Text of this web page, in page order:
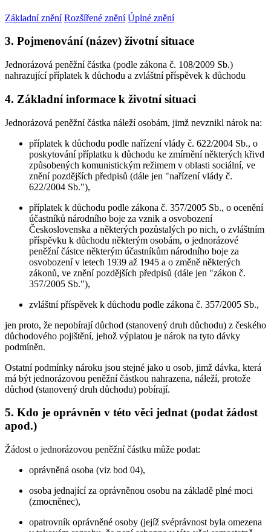
Základní znění Rozšířené znění Úplné znění
3. Pojmenování (název) životní situace
Jednorázová peněžní částka (podle zákona č. 108/2009 Sb.)
nahrazující příplatek k důchodu a zvláštní příspěvek k důchodu
4. Základní informace k životní situaci
Jednorázová peněžní částka náleží osobám, jimž nevznikl nárok na:
příplatek k důchodu podle nařízení vlády č. 622/2004 Sb., o
poskytování příplatku k důchodu ke zmírnění některých křivd
způsobených komunistickým režimem v oblasti sociální, ve
znění pozdějších předpisů (dále jen "nařízení vlády č.
622/2004 Sb."),
příplatek k důchodu podle zákona č. 357/2005 Sb., o ocenění
účastníků národního boje za vznik a osvobození
Československa a některých pozůstalých po nich, o zvláštním
příspěvku k důchodu některým osobám, o jednorázové
peněžní částce některým účastníkům národního boje za
osvobození v letech 1939 až 1945 a o změně některých
zákonů, ve znění pozdějších předpisů (dále jen "zákon č.
357/2005 Sb."),
zvláštní příspěvek k důchodu podle zákona č. 357/2005 Sb.,
jen proto, že nepobírají důchod (stanovený druh důchodu) z českého
důchodového pojištění, jehož výplatou je nárok na tyto dávky
podmíněn.
Ostatní podmínky nároku jsou stejné jako u osob, jimž dávka, která
má být jednorázovou peněžní částkou nahrazena, náleží, protože
důchod (stanovený druh důchodu) pobírají.
5. Kdo je oprávněn v této věci jednat (podat žádost
apod.)
Žádost o jednorázovou peněžní částku může podat:
oprávněná osoba (viz bod 04),
osoba jednající za oprávněnou osobu na základě plné moci
(zmocněnec),
opatrovník oprávněné osoby (jejíž svéprávnost byla omezena